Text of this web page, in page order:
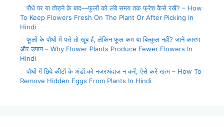
पौधे पर या तोड़ने के बाद—फूलों को लंबे समय तक फ्रेश कैसे रखें? – How
To Keep Flowers Fresh On The Plant Or After Picking In
Hindi
फूलों के पौधों में पत्ते तो खूब हैं, लेकिन फूल कम या बिल्कुल नहीं? जानें कारण
और उपाय – Why Flower Plants Produce Fewer Flowers In
Hindi
पौधों में छिपे कीटों के अंडों को नजरअंदाज न करें, ऐसे करें खत्म – How To
Remove Hidden Eggs From Plants In Hindi